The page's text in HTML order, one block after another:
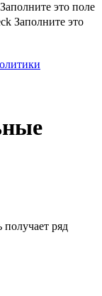
Заполните это поле
Заполните это
ряд